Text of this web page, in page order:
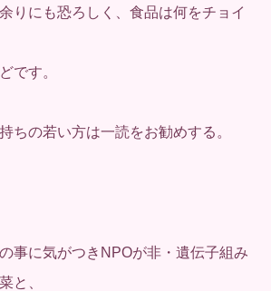
りにも恐ろしく、食品は何をチョイ
です。
ちの若い方は一読をお勧めする。
事に気がつきNPOが非・遺伝子組み
と、